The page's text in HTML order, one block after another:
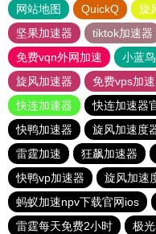
网站地图 QuickQ 旋
坚果加速器
tiktok加速器
免费vqn外网加速
小蓝鸟
旋风加速器
免费vps加
快连加速器
快连加速器
快鸭加速器
旋风加速度
雷霆加速
狂飙加速器
快鸭vp加速器
旋风加速
蚂蚁加速npv下载官网ios
雷霆每天免费2小时
极